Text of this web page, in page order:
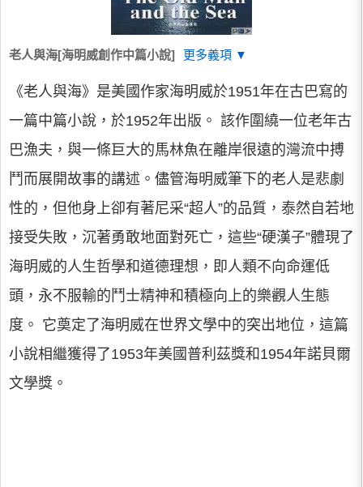
老人與海[海明威創作中篇小說] 更多義項 ▼
《老人與海》是美國作家海明威於1951年在古巴寫的
一篇中篇小說，於1952年出版。 該作圍繞一位老年古
巴漁夫，與一條巨大的馬林魚在離岸很遠的灣流中搏
鬥而展開故事的講述。儘管海明威筆下的老人是悲劇
性的，但他身上卻有著尼采“超人”的品質，泰然自若地
接受失敗，沉著勇敢地面對死亡，這些“硬漢子”體現了
海明威的人生哲學和道德理想，即人類不向命運低
頭，永不服輸的鬥士精神和積極向上的樂觀人生態
度。 它奠定了海明威在世界文學中的突出地位，這篇
小說相繼獲得了1953年美國普利茲獎和1954年諾貝爾
文學獎。